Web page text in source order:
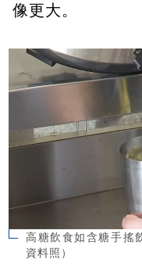
像更大。
高糖飲食如含糖手搖
資料照）